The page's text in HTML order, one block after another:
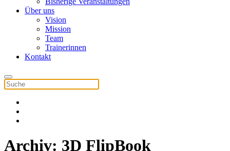
Über uns
Vision
Mission
Team
Trainerinnen
Kontakt
Archiv: 3D FlipBook